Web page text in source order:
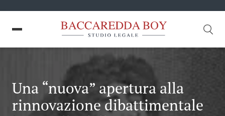
Una “nuova” apertura alla
rinnovazione dibattimentale